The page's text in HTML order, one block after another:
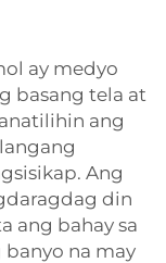
ay medyo
basang tela at
ang
Ang
din
ang bahay sa
na may